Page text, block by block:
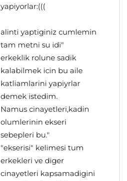
yapiyorlar:(((
alinti yaptiginiz cumlemin
tam metni su idi"
erkeklik rolune sadik
kalabilmek icin bu aile
katliamlarini yapiyrlar
demek istedim.
Namus cinayetleri,kadin
olumlerinin ekseri
sebepleri bu."
"ekserisi" kelimesi tum
erkekleri ve diger
cinayetleri kapsamadigini